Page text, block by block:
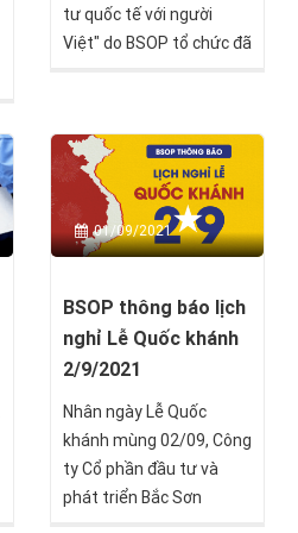
tư quốc tế với người
Việt" do BSOP tổ chức đã
chương trình nhiều
thông tin "nóng hổi" về
thị trường đầu tư định cư
quốc tế. Đây là sự kiện
hoạt động BSOP event
được tổ chức dựa trên
quá trình quan sát, ghi
hồi từ quý nhà đầu tư với
các chương trình định cư
được BSOP triển khai.
01/09/2021
BSOP thông báo lịch
nghỉ Lễ Quốc khánh
2/9/2021
Nhân ngày Lễ Quốc
khánh mùng 02/09, Công
ty Cổ phần đầu tư và
phát triển Bắc Sơn